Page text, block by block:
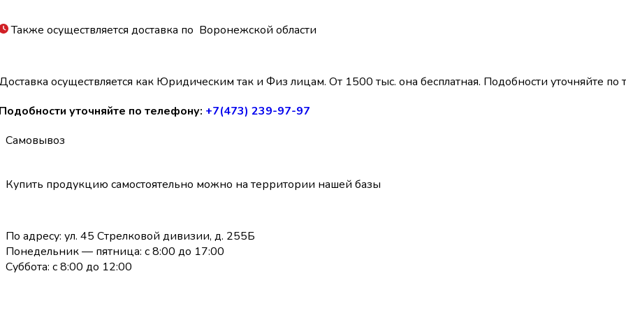
Также осуществляется доставка по Воронежской области
осуществляется как Юридическим так и Физ лицам. От 1500 тыс. она бесплатная. Подобности уточняйте по
уточняйте по телефону: +7(473) 239-97-97
Самовывоз
Купить продукцию самостоятельно можно на территории нашей базы
По адресу: ул. 45 Стрелковой дивизии, д. 255Б
Понедельник — пятница: с 8:00 до 17:00
Суббота: с 8:00 до 12:00